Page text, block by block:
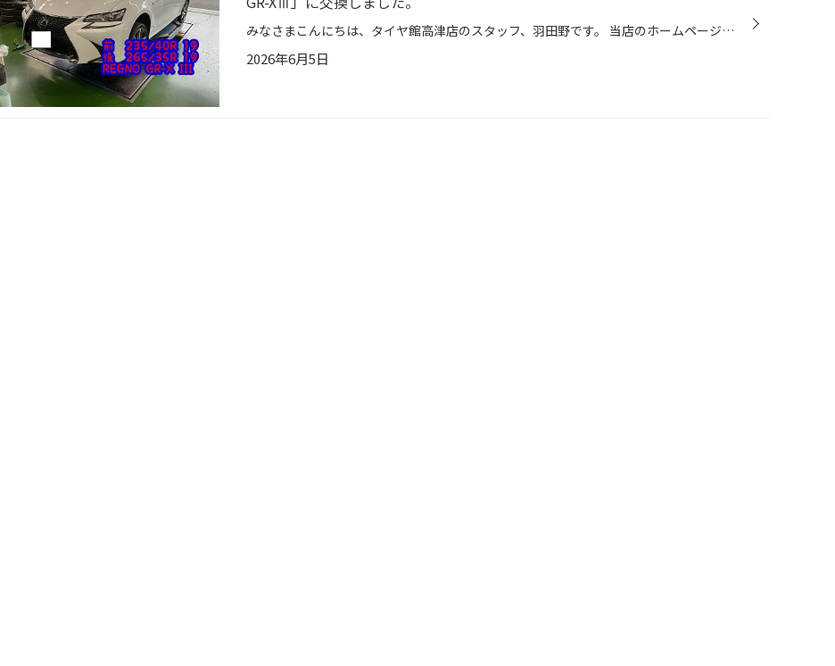
みなさまこんにちは、タイヤ館高津店のスタッフ、羽田野です。 当店のホームページをご覧いただきありがとうございます。 さて本日はレクサス・GSのタイヤ交換をご紹介します。 お客さまは、空気圧点検にてご来店いただきましたが、 タイヤの無料点検を行ったところ、 タイヤのサイドを擦ってしまい...
2026年6月5日